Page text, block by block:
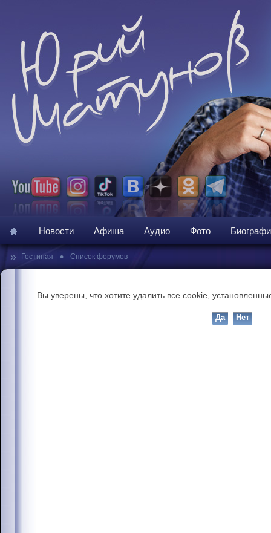
Новости Афиша Аудио Фото
» Гостиная • Список форумов
Вы уверены, что хотите удалить все cookie,